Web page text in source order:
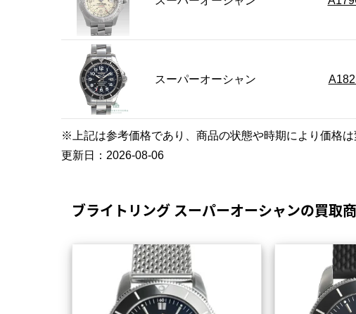
スーパーオーシャン
※上記は参考価格であり、商品の状態や時期により価格は
更新日： 2026-08-06
ブライトリング スーパーオーシャンの買取